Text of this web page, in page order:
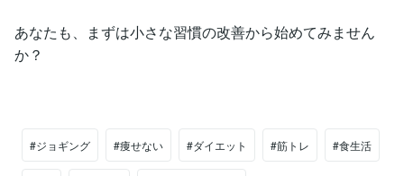
あなたも、まずは小さな習慣の改善から始めてみません
か？
#ジョギング #痩せない #ダイエット #筋トレ #食生活